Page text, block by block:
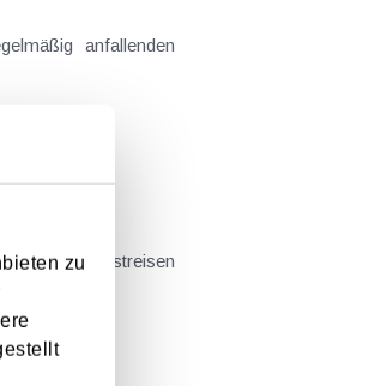
zu
der...